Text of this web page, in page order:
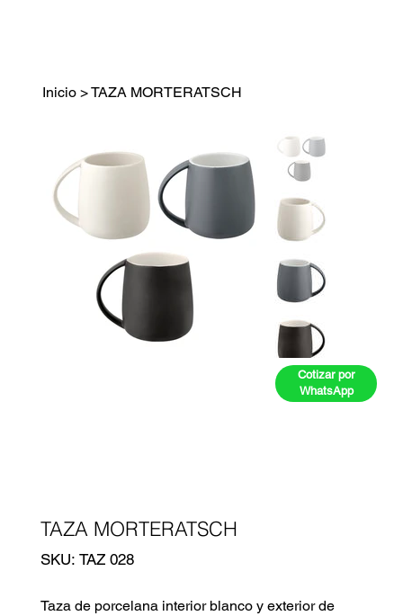
Inicio >TAZA MORTERATSCH
TAZA MORTERATSCH
SKU: SKU
TAZ
TAZ 028
Taza de porcelana interior blanco y exterior de
Cotizar por
WhatsApp